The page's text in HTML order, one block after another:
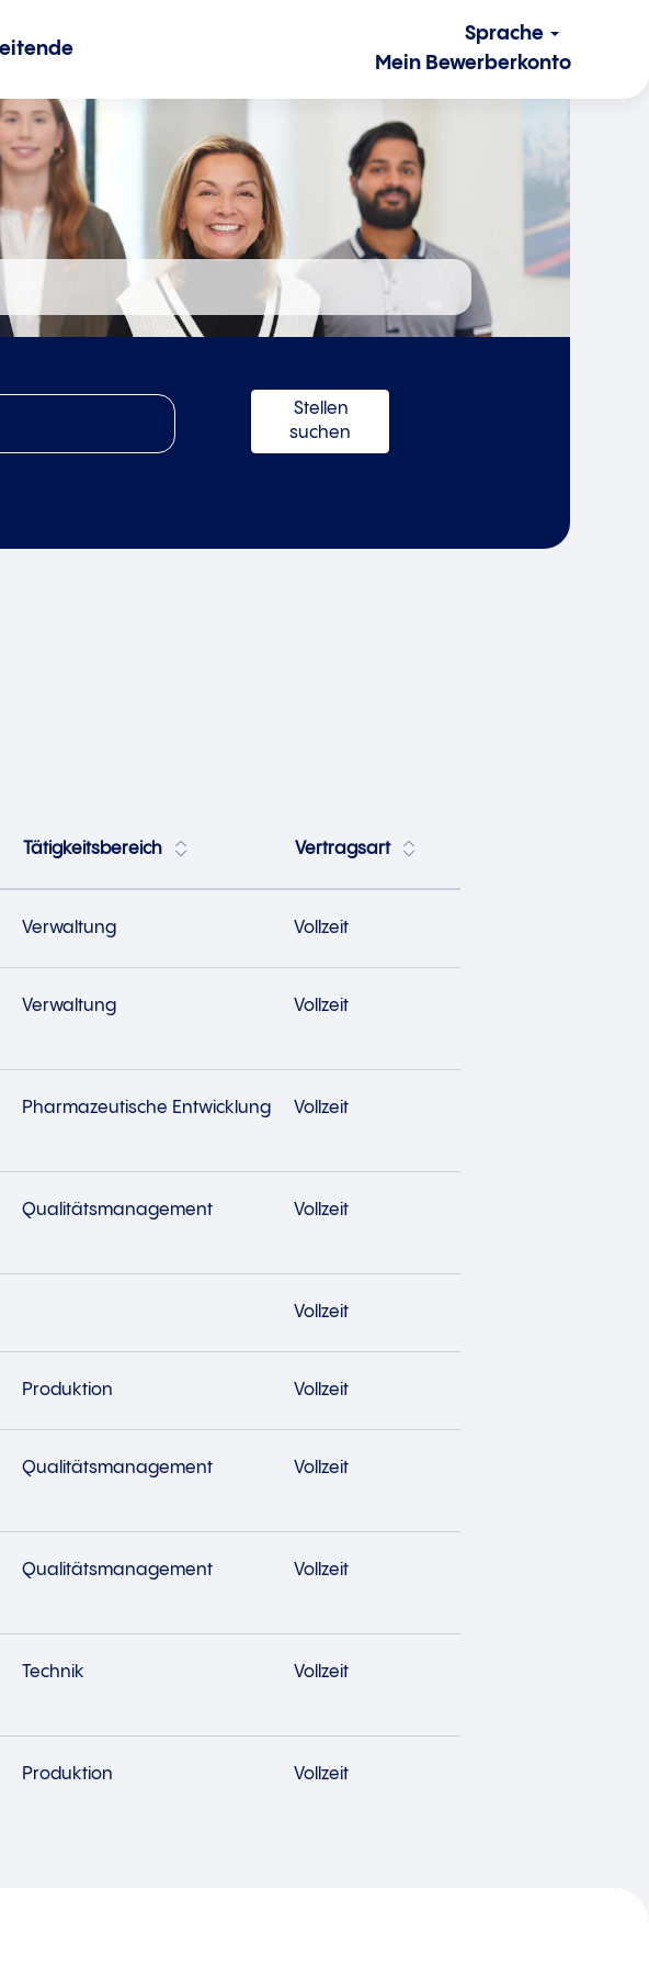
Sprache
Mein Bewerberkonto
Tätigkeitsbereich Vertragsart
Verwaltung Vollzeit
Verwaltung Vollzeit
Pharmazeutische Entwicklung Vollzeit
Qualitätsmanagement Vollzeit
Vollzeit
Produktion Vollzeit
Qualitätsmanagement Vollzeit
Qualitätsmanagement Vollzeit
Technik Vollzeit
Produktion Vollzeit